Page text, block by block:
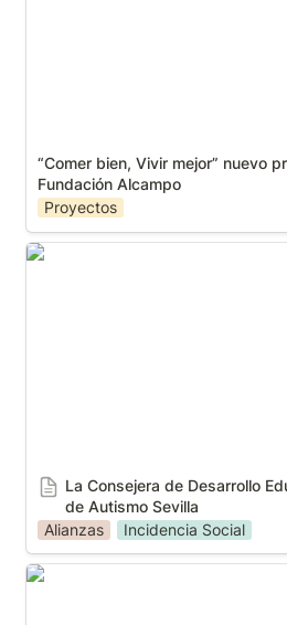
“Comer bien, Vivir mejor” nuevo
Fundación Alcampo
Proyectos
La Consejera de Desarrollo
La Consejera de Desarrollo
de Autismo Sevilla
Alianzas
Incidencia Social
La Gala Autismo Sevillla, 23